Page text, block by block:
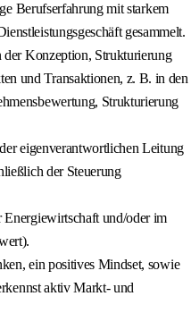
Berufserfahrung mit starkem
gesammelt.
der Konzeption, Strukturierung
und Transaktionen, z. B. in den
Strukturierung
eigenverantwortlichen Leitung
der Steuerung
und/oder im
ein positives Mindset, sowie
aktiv Markt- und